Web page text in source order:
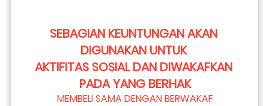
SEBAGIAN KEUNTUNGAN AKAN
DIGUNAKAN UNTUK
AKTIFITAS SOSIAL DAN DIWAKAFKAN
PADA YANG BERHAK
MEMBELI SAMA DENGAN BERWAKAF